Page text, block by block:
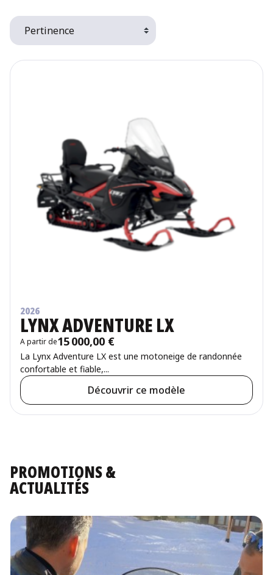
2026
LYNX ADVENTURE LX
A partir de
Prix 15 000,00 €
La Lynx Adventure LX est une motoneige de randonnée
confortable et fiable,...
Découvrir ce modèle
PROMOTIONS &
ACTUALITÉS